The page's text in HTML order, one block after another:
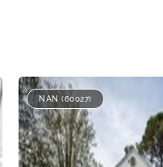
NAN (60027)